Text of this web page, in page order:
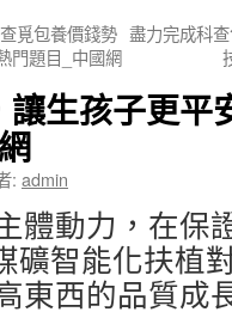
覓包養價錢勢
門題目_中國網
盡力完成科
讓生孩子更
: admin
體動力，在保
礦智能化扶植
東西的品質成